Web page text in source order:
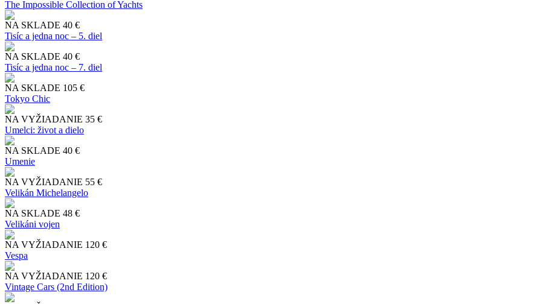
The Impossible Collection of Yachts
NA SKLADE 40 €
Tisíc a jedna noc – 5. diel
NA SKLADE 40 €
Tisíc a jedna noc – 7. diel
NA SKLADE 105 €
Tokyo Chic
NA VYŽIADANIE 35 €
Umelci: život a dielo
NA SKLADE 40 €
Umenie
NA VYŽIADANIE 55 €
Velikán Michelangelo
NA SKLADE 48 €
Velikáni vojen
NA VYŽIADANIE 120 €
Vespa
NA VYŽIADANIE 120 €
Vintage Cars (2nd Edition)